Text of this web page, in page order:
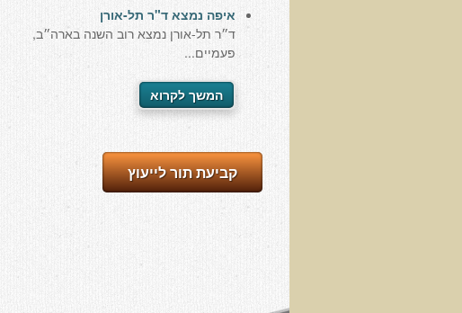
איפה נמצא ד"ר תל-אורן
ד״ר תל-אורן נמצא רוב השנה בארה״ב,
פעמיים...
המשך לקרוא
קביעת תור לייעוץ